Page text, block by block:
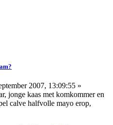
2007, 13:09:55 »
jonge kaas met komkommer en
calve halfvolle mayo erop,